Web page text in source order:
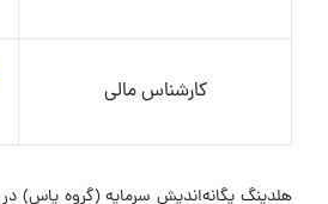
کارشناس مالی